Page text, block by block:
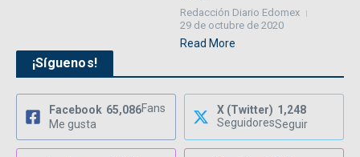
Redacción Diario Edomex
29 de octubre de 2020
Read More
¡Síguenos!
Facebook 65,086Fans
Me gusta
X (Twitter) 1,248
SeguidoresSeguir